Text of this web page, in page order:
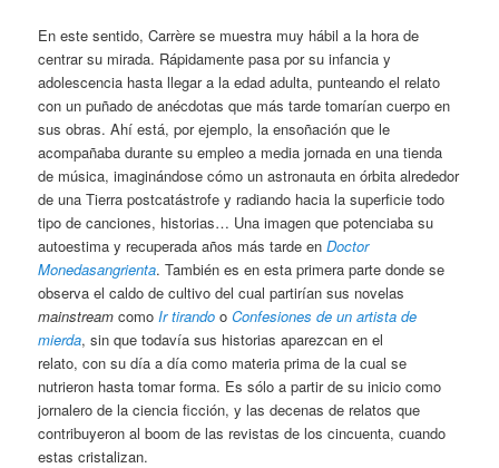
En este sentido, Carrère se muestra muy hábil a la hora de
centrar su mirada. Rápidamente pasa por su infancia y
adolescencia hasta llegar a la edad adulta, punteando el relato
con un puñado de anécdotas que más tarde tomarían cuerpo en
sus obras. Ahí está, por ejemplo, la ensoñación que le
acompañaba durante su empleo a media jornada en una tienda
de música, imaginándose cómo un astronauta en órbita alrededor
de una Tierra postcatástrofe y radiando hacia la superficie todo
tipo de canciones, historias… Una imagen que potenciaba su
autoestima y recuperada años más tarde enDoctor
Monedasangrienta. También es en esta primera parte donde se
observa el caldo de cultivo del cual partirían sus novelas
mainstream comoIr tirando oConfesiones de un artista de
mierda, sin que todavía sus historias aparezcan en el
relato, con su día a día como materia prima de la cual se
nutrieron hasta tomar forma. Es sólo a partir de su inicio como
jornalero de la ciencia ficción, y las decenas de relatos que
contribuyeron al boom de las revistas de los cincuenta, cuando
estas cristalizan.